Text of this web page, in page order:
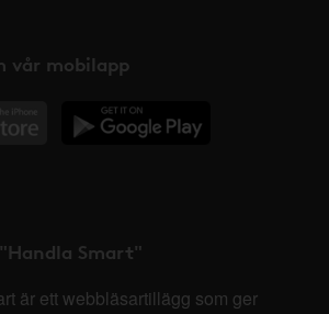
vår mobilapp
Smart"
är ett webbläsartillägg som ger